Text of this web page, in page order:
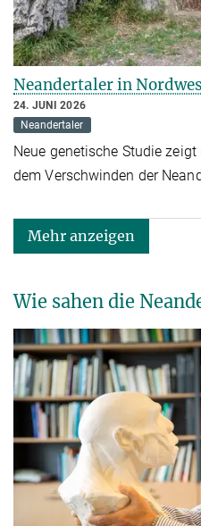
Neandertaler in
24. JUNI 2026
Neandertaler
Neue genetische Studie
dem Verschwinden der
Mehr anzeigen
Wie sahen die